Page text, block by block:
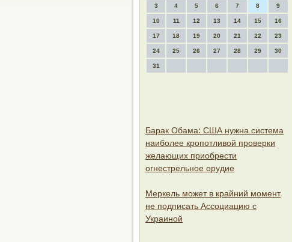
3 4 5 6 7 8 9
10 11 12 13 14 15 16
17 18 19 20 21 22 23
24 25 26 27 28 29 30
31
Барак Обама: США нужна система
наиболее кропотливой проверки
желающих приобрести
огнестрельное орудие
Меркель может в крайний момент
не подписать Ассоциацию с
Украиной